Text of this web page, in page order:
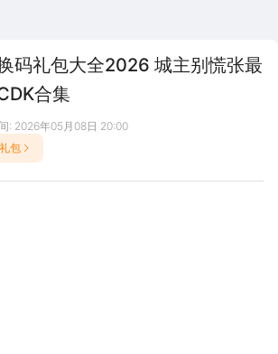
码礼包大全2026 城主别慌张最
合集
: 2026年05月08日 20:00
包